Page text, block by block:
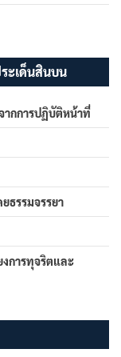
ะเด็นสินบน
ากการปฏิบัติหน้าที่
ธรรมจรรยา
งการทุจริตและ